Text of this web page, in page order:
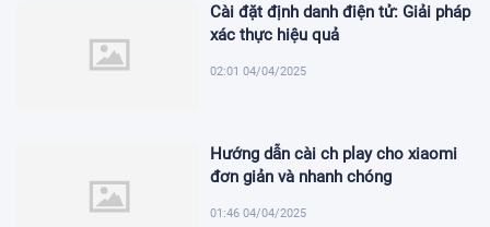
Cài đặt định danh điện tử: Giải pháp
xác thực hiệu quả
02:01 04/04/2025
Hướng dẫn cài ch play cho xiaomi
đơn giản và nhanh chóng
01:46 04/04/2025